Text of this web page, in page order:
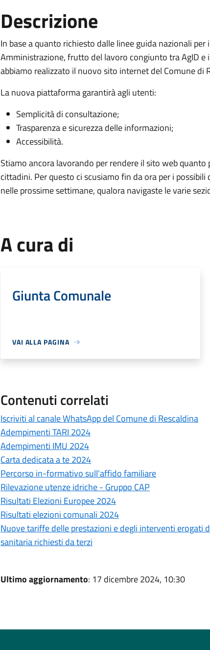
Descrizione
In base a quanto richiesto dalle linee guida nazionali
Amministrazione, frutto del lavoro congiunto tra AgID e
abbiamo realizzato il nuovo sito internet del Comune di
La nuova piattaforma garantirà agli utenti:
Semplicità di consultazione;
Trasparenza e sicurezza delle informazioni;
Accessibilità.
Stiamo ancora lavorando per rendere il sito web
cittadini. Per questo ci scusiamo fin da ora per i
nelle prossime settimane, qualora navigaste le varie
A cura di
Giunta Comunale
VAI ALLA PAGINA
Contenuti correlati
Iscriviti al canale WhatsApp del Comune di Rescaldina
Adempimenti TARI 2024
Adempimenti IMU 2024
Carta dedicata a te 2024
Percorso in-formativo sull'affido familiare
Rilevazione utenze idriche - Gruppo CAP
Risultati Elezioni Europee 2024
Risultati elezioni comunali 2024
Nuove tariffe delle prestazioni e degli interventi erogati
sanitaria richiesti da terzi
Ultimo aggiornamento: 17 dicembre 2024, 10:30